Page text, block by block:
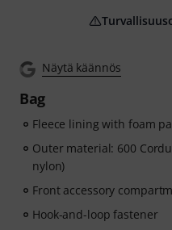
Näytä käännös
Bag
Fleece lining with foam
Outer material: 600
nylon)
Front accessory
Hook-and-loop fastener